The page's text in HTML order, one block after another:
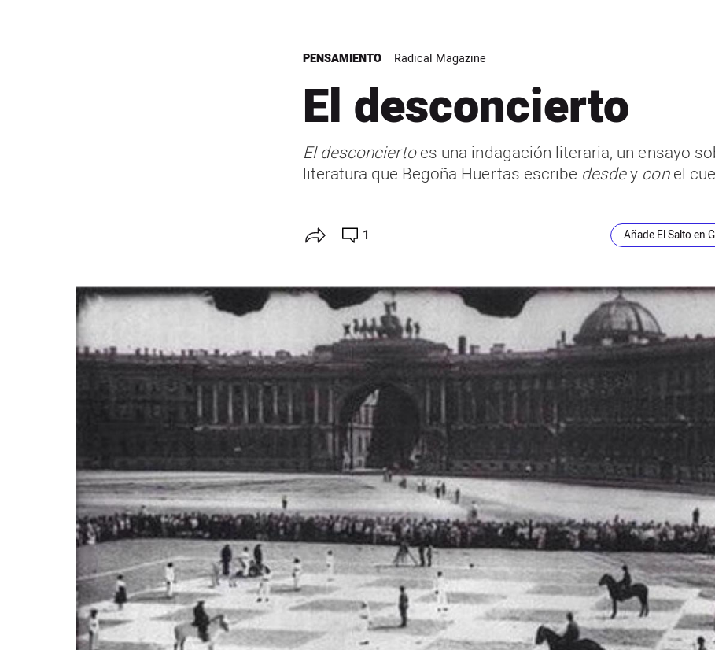
PENSAMIENTO Radical Magazine
El desconcierto
El desconciertoes una indagación literaria, un ensayo
literatura que Begoña Huertas escribe desdey conel
1 Añade El Salto en